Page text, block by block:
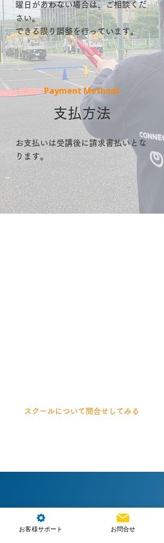
曜日があわない場合は、ご相談くだ
さい。
​できる限り調整を行っています。
Payment Methods
支払方法
お支払いは受講後に請求書払いとな
ります。
スクールについて問合せしてみる
Related information
お客様サポート お問合せ